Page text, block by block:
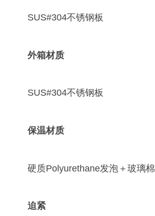
SUS#304不锈钢板
外箱材质
SUS#304不锈钢板
保温材质
硬质Polyurethane发泡＋玻璃棉
迫紧